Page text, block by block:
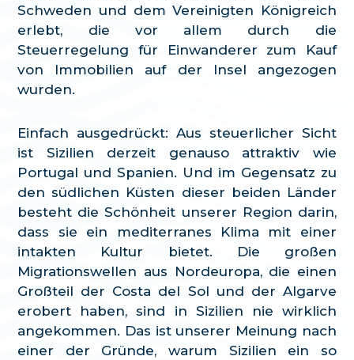
Schweden und dem Vereinigten Königreich
erlebt, die vor allem durch die
Steuerregelung für Einwanderer zum Kauf
von Immobilien auf der Insel angezogen
wurden.
Einfach ausgedrückt: Aus steuerlicher Sicht
ist Sizilien derzeit genauso attraktiv wie
Portugal und Spanien. Und im Gegensatz zu
den südlichen Küsten dieser beiden Länder
besteht die Schönheit unserer Region darin,
dass sie ein mediterranes Klima mit einer
intakten Kultur bietet. Die großen
Migrationswellen aus Nordeuropa, die einen
Großteil der Costa del Sol und der Algarve
erobert haben, sind in Sizilien nie wirklich
angekommen. Das ist unserer Meinung nach
einer der Gründe, warum Sizilien ein so